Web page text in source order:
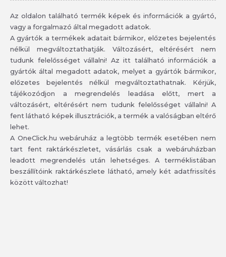
Az oldalon található termék képek és információk a gyártó,
vagy a forgalmazó által megadott adatok.
A gyártók a termékek adatait bármikor, előzetes bejelentés
nélkül megváltoztathatják. Változásért, eltérésért nem
tudunk felelősséget vállalni! Az itt található információk a
gyártók által megadott adatok, melyet a gyártók bármikor,
előzetes bejelentés nélkül megváltoztathatnak. Kérjük,
tájékozódjon a megrendelés leadása előtt, mert a
változásért, eltérésért nem tudunk felelősséget vállalni! A
fent látható képek illusztrációk, a termék a valóságban eltérő
lehet.
A OneClick.hu webáruház a legtöbb termék esetében nem
tart fent raktárkészletet, vásárlás csak a webáruházban
leadott megrendelés után lehetséges. A terméklistában
beszállítóink raktárkészlete látható, amely két adatfrissítés
között változhat!